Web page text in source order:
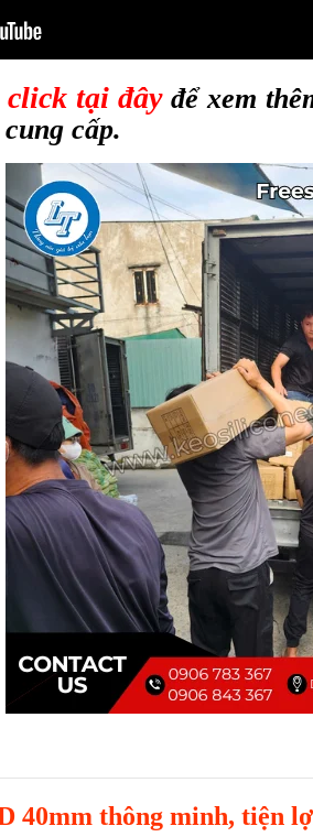
click tại đây để xem
cấp.
40mm thông minh, tiện